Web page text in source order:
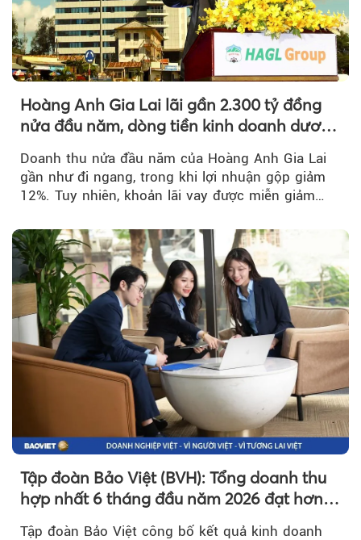
Hoàng Anh Gia Lai lãi gần 2.300 tỷ đồng
nửa đầu năm, dòng tiền kinh doanh dương
Doanh thu nửa đầu năm của Hoàng Anh Gia Lai
gần như đi ngang, trong khi lợi nhuận gộp giảm
12%. Tuy nhiên, khoản lãi vay được miễn giảm
Tập đoàn Bảo Việt (BVH): Tổng doanh thu
hợp nhất 6 tháng đầu năm 2026 đạt hơn
Tập đoàn Bảo Việt công bố kết quả kinh doanh